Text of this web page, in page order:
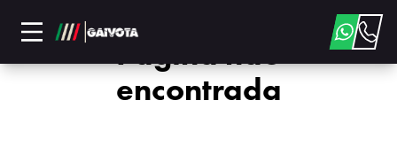
Página não
encontrada